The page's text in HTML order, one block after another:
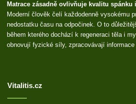
Matrace zásadně ovlivňuje kvalitu
Moderní člověk čelí každodenně vysokému
nedostatku času na odpočinek. O to
během kterého dochází k regeneraci těla i
obnovují fyzické síly, zpracovávají
Vitalitis.cz